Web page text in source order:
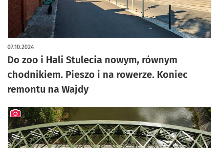
Do zoo i Hali Stulecia nowym, równym
chodnikiem. Pieszo i na rowerze. Koniec
remontu na Wajdy
07.10.2024
artykuł z galerią zdjęć